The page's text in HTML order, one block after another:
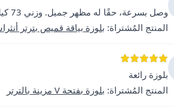
وصل بسرعة، حقًا له مظهر جميل. وزني 73 كيلوجرام، اخترت مقاس M، وكان رائعًا في الانسيابية.
المنتج المُشتراة: بلوزة بياقة قميص بترتر
بلوزة رائعة
المنتج المُشتراة: بلوزة بفتحة V مزينة بالترتر